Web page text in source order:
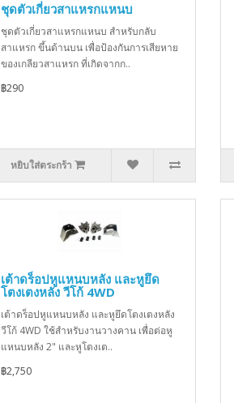
ชุดตัวเกี่ยวสาแหรกแหนบ
ชุดตัวเกี่ยวสาแหรกแหนบ สำหรับกลับ
สาแหรก ขึ้นด้านบน เพื่อป้องกันการเสียหาย
ของเกลียวสาแหรก ที่เกิดจากก..
฿290
หยิบใส่ตระกร้า
เต้าดร็อปหูแหนบหลัง และหูยึด
โตงเตงหลัง วีโก้ 4WD
เต้าดร็อปหูแหนบหลัง และหูยึดโตงเตงหลัง
วีโก้ 4WD ใช้สำหรับงานวางคาน เพื่อต่อหู
แหนบหลัง 2" และหูโตงเต..
฿2,750